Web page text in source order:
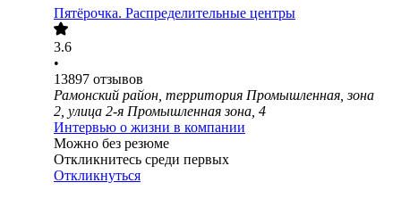
Пятёрочка. Распределительные центры
3.6
•
13897 отзывов
Рамонский район, территория Промышленная, зона
2, улица 2-я Промышленная зона, 4
Интервью о жизни в компании
Можно без резюме
Откликнитесь среди первых
Откликнуться